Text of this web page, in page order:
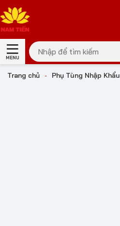
MENU
Trang chủ - Phụ Tùng Nhập Khẩu